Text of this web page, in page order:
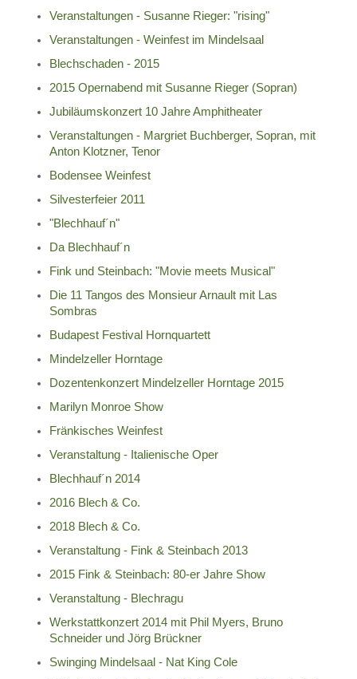
Veranstaltungen - Susanne Rieger: "rising"
Veranstaltungen - Weinfest im Mindelsaal
Blechschaden - 2015
2015 Opernabend mit Susanne Rieger (Sopran)
Jubiläumskonzert 10 Jahre Amphitheater
Veranstaltungen - Margriet Buchberger, Sopran, mit
Anton Klotzner, Tenor
Bodensee Weinfest
Silvesterfeier 2011
"Blechhauf´n"
Da Blechhauf´n
Fink und Steinbach: "Movie meets Musical"
Die 11 Tangos des Monsieur Arnault mit Las
Sombras
Budapest Festival Hornquartett
Mindelzeller Horntage
Dozentenkonzert Mindelzeller Horntage 2015
Marilyn Monroe Show
Fränkisches Weinfest
Veranstaltung - Italienische Oper
Blechhauf´n 2014
2016 Blech & Co.
2018 Blech & Co.
Veranstaltung - Fink & Steinbach 2013
2015 Fink & Steinbach: 80-er Jahre Show
Veranstaltung - Blechragu
Werkstattkonzert 2014 mit Phil Myers, Bruno
Schneider und Jörg Brückner
Swinging Mindelsaal - Nat King Cole